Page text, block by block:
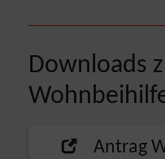
Downloads
Antrag